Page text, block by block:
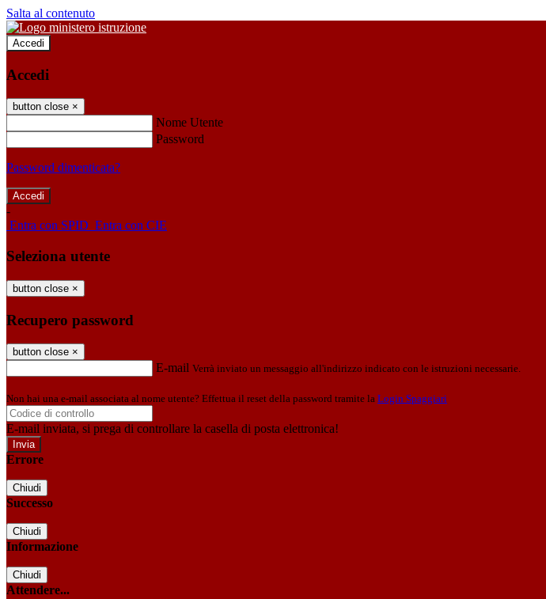
Salta al contenuto
Accedi
Accedi
button close ×
Nome Utente
Password
Password dimenticata?
-
Entra con SPID Entra con CIE
Seleziona utente
button close ×
Recupero password
button close ×
E-mail Verrà inviato un messaggio all'indirizzo indicato con le istruzioni necessarie.
Non hai una e-mail associata al nome utente? Effettua il reset della password tramite la Login Spaggiari
E-mail inviata, si prega di controllare la casella di posta elettronica!
Errore
Chiudi
Successo
Chiudi
Informazione
Chiudi
Attendere...